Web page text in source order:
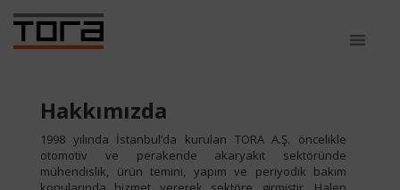
Hakkımızda
1998 yılında İstanbul’da kurulan TORA A.Ş. öncelikle
otomotiv ve perakende akaryakıt sektöründe
mühendislik, ürün temini, yapım ve periyodik bakım